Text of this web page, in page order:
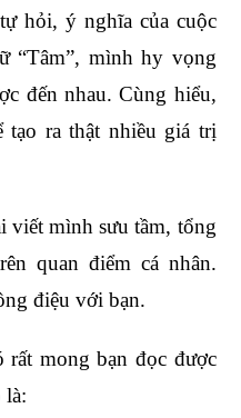
hỏi, ý nghĩa của cuộc
“Tâm”, mình hy vọng
đến nhau. Cùng hiểu,
tạo ra thật nhiều giá trị
viết mình sưu tầm, tổng
quan điểm cá nhân.
điệu với bạn.
rất mong bạn đọc được
là: